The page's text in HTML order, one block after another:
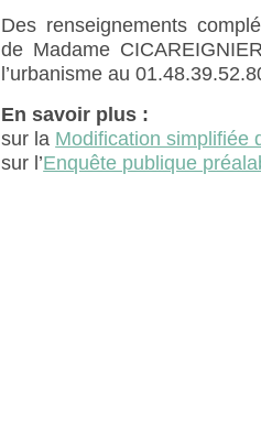
Des renseignements
de Madame
l’urbanisme au
En savoir plus :
sur la Modification simplifiée
sur l’Enquête publique